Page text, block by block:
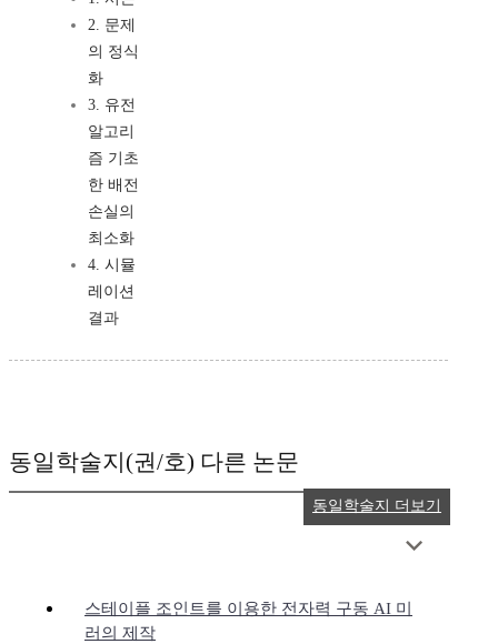
2. 문제
의 정식
화
3. 유전
알고리
즘 기초
한 배전
손실의
최소화
4. 시뮬
레이션
결과
동일학술지(권/호) 다른 논문
스테이플 조인트를 이용한 전자력 구동 AI 미
러의 제작
동일학술지 더보기